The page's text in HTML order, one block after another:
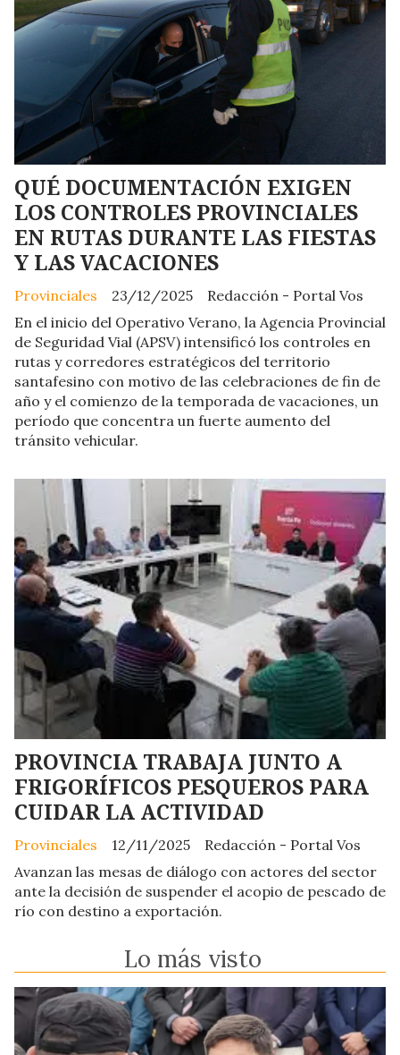
QUÉ DOCUMENTACIÓN EXIGEN
LOS CONTROLES PROVINCIALES
EN RUTAS DURANTE LAS FIESTAS
Y LAS VACACIONES
Redacción - Portal Vos
Provinciales
23/12/2025
En el inicio del Operativo Verano, la Agencia Provincial
de Seguridad Vial (APSV) intensificó los controles en
rutas y corredores estratégicos del territorio
santafesino con motivo de las celebraciones de fin de
año y el comienzo de la temporada de vacaciones, un
período que concentra un fuerte aumento del
tránsito vehicular.
PROVINCIA TRABAJA JUNTO A
FRIGORÍFICOS PESQUEROS PARA
CUIDAR LA ACTIVIDAD
Redacción - Portal Vos
Provinciales
12/11/2025
Avanzan las mesas de diálogo con actores del sector
ante la decisión de suspender el acopio de pescado de
río con destino a exportación.
Lo más visto